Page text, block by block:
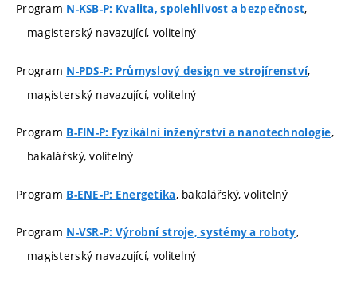
Program N-KSB-P: Kvalita, spolehlivost a bezpečnost,
magisterský navazující, volitelný
Program N-PDS-P: Průmyslový design ve strojírenství,
magisterský navazující, volitelný
Program B-FIN-P: Fyzikální inženýrství a nanotechnologie,
bakalářský, volitelný
Program B-ENE-P: Energetika, bakalářský, volitelný
Program N-VSR-P: Výrobní stroje, systémy a roboty,
magisterský navazující, volitelný